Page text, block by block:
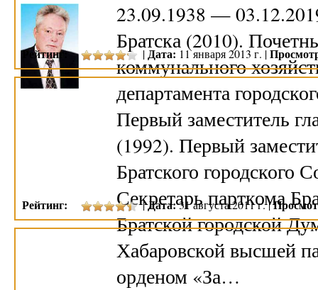
23.09.1938 —
Братска (2010).
коммунального
департамента
Первый заместитель
(1992). Первый
Братского городского
Секретарь парткома
Братской городской
Хабаровской высшей
орденом «За…
Рейтинг: |Дата: 11 января 2013 г. |
Рейтинг: |Дата:31 августа 2011 г. |